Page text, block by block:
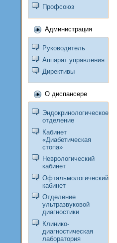
Профсоюз
Администрация
Руководитель
Аппарат управления
Директивы
О диспансере
Эндокринологическое
отделение
Кабинет
«Диабетическая
стопа»
Неврологический
кабинет
Офтальмологический
кабинет
Отделение
ультразвуковой
диагностики
Клинико-
диагностическая
лаборатория